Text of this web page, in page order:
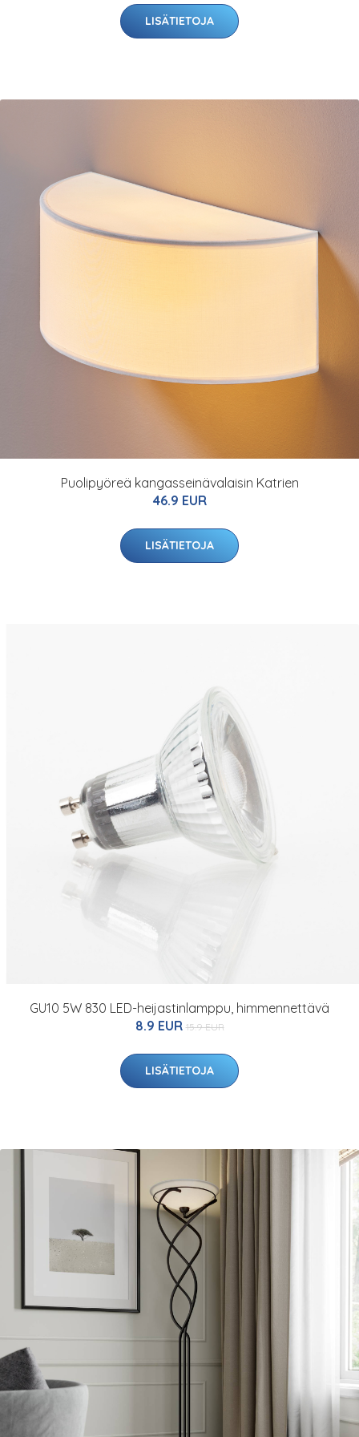
LISÄTIETOJA
Puolipyöreä kangasseinävalaisin Katrien
46.9 EUR
LISÄTIETOJA
GU10 5W 830 LED-heijastinlamppu, himmennettävä
8.9 EUR 15.9 EUR
LISÄTIETOJA